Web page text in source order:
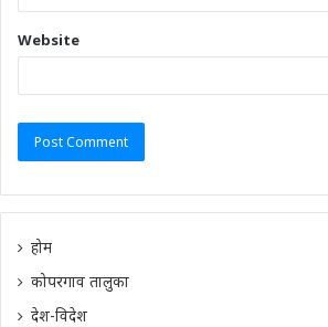
Website
होम
कोपरगाव तालुका
देश-विदेश